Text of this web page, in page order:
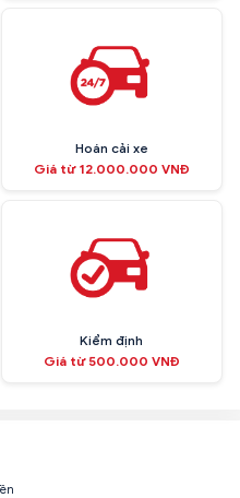
Hoán cải xe
Giá từ 12.000.000 VNĐ
Kiểm định
Giá từ 500.000 VNĐ